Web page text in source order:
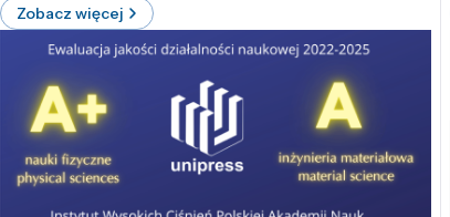
Zobacz więcej